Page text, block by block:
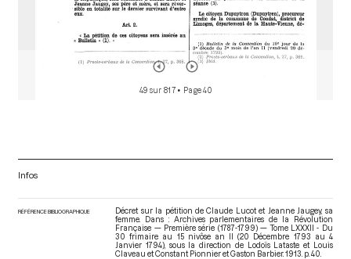
49 sur 817 • Page 40
Infos
RÉFÉRENCE BIBLIOGRAPHIQUE
Décret sur la pétition de Claude Lucot et Jeanne Jaugey, sa
femme. Dans : Archives parlementaires de la Révolution
Française — Première série (1787-1799) — Tome LXXXII - Du
30 frimaire au 15 nivôse an II (20 Décembre 1793 au 4
Janvier 1794), sous la direction de Lodoïs Lataste et Louis
Claveau et Constant Pionnier et Gaston Barbier. 1913. p. 40.